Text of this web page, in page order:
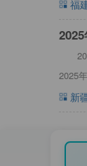
福
2025
新